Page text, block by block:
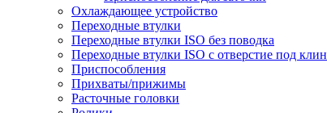
Охлаждающее устройство
Переходные втулки
Переходные втулки ISO без поводка
Переходные втулки ISO с отверстие под клин
Приспособления
Прихваты/прижимы
Расточные головки